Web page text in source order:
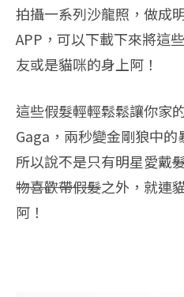
拍攝一系列沙龍照，做成
APP，可以下載下來將這
友或是貓咪的身上阿！
這些假髮輕輕鬆鬆讓你家
Gaga，兩秒變金剛狼中的
所以說不是只有明星愛戴
物喜歡帶假髮之外，就連
阿！